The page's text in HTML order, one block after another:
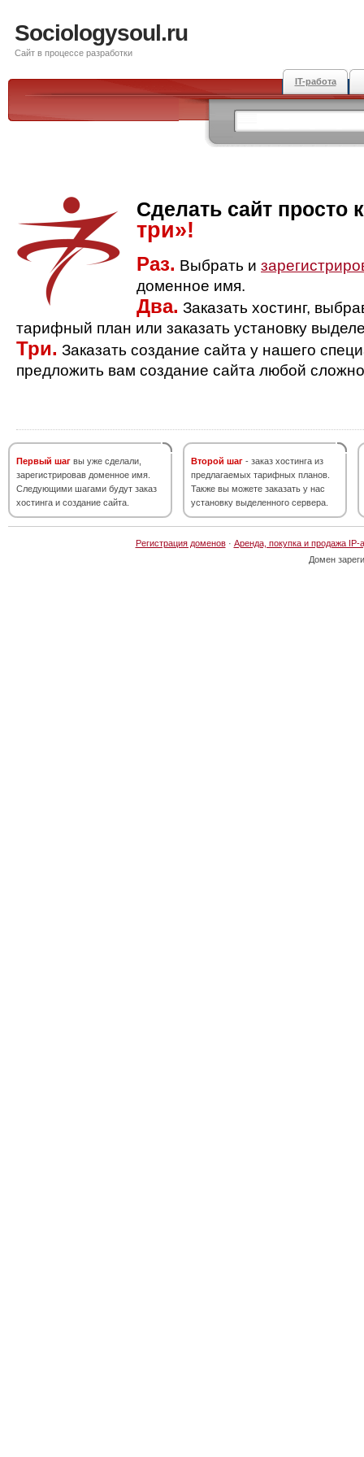
Sociologysoul.ru
Сайт в процессе разработки
IT-работа
Сделать сайт просто
три»!
Раз. Выбрать и
доменное имя.
Два. Заказать хостинг,
тарифный план или заказать установку
Три. Заказать создание сайта у нашего
предложить вам создание сайта любой
Первый шаг вы уже сделали,
зарегистрировав доменное имя.
Следующими шагами будут заказ
хостинга и создание сайта.
Второй шаг - заказ хостинга из
предлагаемых тарифных планов.
Также вы можете заказать у нас
установку выделенного сервера.
Регистрация доменов· Аренда, покупка и продажа IP-
Домен